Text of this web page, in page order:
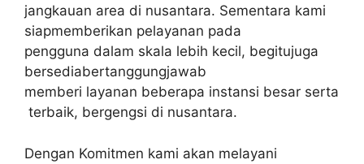
jangkauan area di nusantara. Sementara kami
siapmemberikan pelayanan pada
pengguna dalam skala lebih kecil, begitujuga
bersediabertanggungjawab
memberi layanan beberapa instansi besar serta
terbaik, bergengsi di nusantara.
Dengan Komitmen kami akan melayani